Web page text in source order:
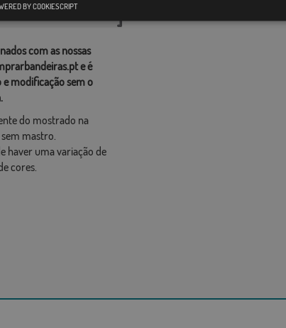
com as nossas
e é
modificação sem o
do mostrado na
mastro.
haver uma variação de
cores.
BY COOKIESCRIPT